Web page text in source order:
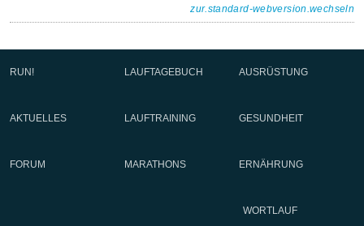
zur.standard-webversion.wechseln
RUN! LAUFTAGEBUCH AUSRÜSTUNG
AKTUELLES LAUFTRAINING GESUNDHEIT
FORUM MARATHONS ERNÄHRUNG
WORTLAUF